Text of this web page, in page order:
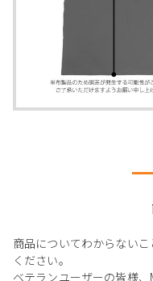
商品についてわからない
ください。
ベテランユーザーの皆様、